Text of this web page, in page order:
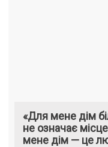
«Для мене дім
не означає
мене дім — це